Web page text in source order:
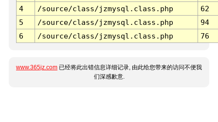
4
/source/class/jzmysql.class.php
62
5
/source/class/jzmysql.class.php
94
6
/source/class/jzmysql.class.php 76
www.365jz.com 已经将此出错信息详细记录, 由此给您带来的访问不便我
们深感歉意.